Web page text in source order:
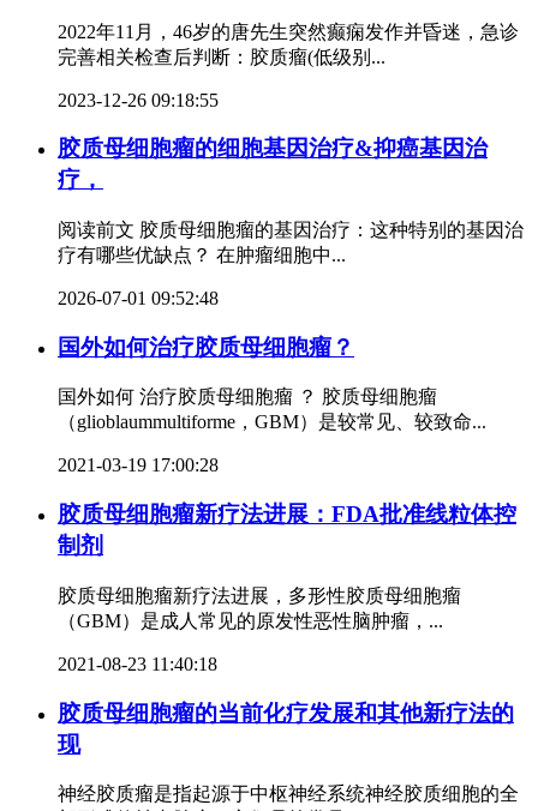
2022年11月，46岁的唐先生突然癫痫发作并昏迷，急诊
完善相关检查后判断：胶质瘤(低级别...
2023-12-26 09:18:55
胶质母细胞瘤的细胞基因治疗&抑癌基因治
疗，
阅读前文 胶质母细胞瘤的基因治疗：这种特别的基因治
疗有哪些优缺点？ 在肿瘤细胞中...
2026-07-01 09:52:48
国外如何治疗胶质母细胞瘤？
国外如何 治疗胶质母细胞瘤 ？ 胶质母细胞瘤
（glioblaummultiforme，GBM）是较常见、较致命...
2021-03-19 17:00:28
胶质母细胞瘤新疗法进展：FDA批准线粒体控
制剂
胶质母细胞瘤新疗法进展，多形性胶质母细胞瘤
（GBM）是成人常见的原发性恶性脑肿瘤，...
2021-08-23 11:40:18
胶质母细胞瘤的当前化疗发展和其他新疗法的
现
神经胶质瘤是指起源于中枢神经系统神经胶质细胞的全